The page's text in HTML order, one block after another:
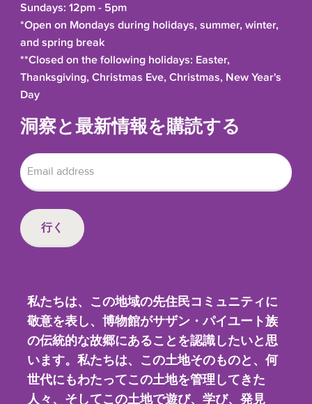
Sundays: 12pm - 5pm
*Open on Mondays during holidays, summer, winter,
and spring break
**Closed on the following holidays: Easter,
Thanksgiving, Christmas Eve, Christmas, New Year's
Day
洞察と最新情報を購読する
私たちは、この地域の先住民コミュニティに
敬意を表し、博物館がサザン・パイユート族
の伝統的な故郷にあることを認識したいと思
います。私たちは、この土地そのものと、何
世代にもわたってこの土地を管理してきた
人々、そしてこの土地で遊び、学び、発見